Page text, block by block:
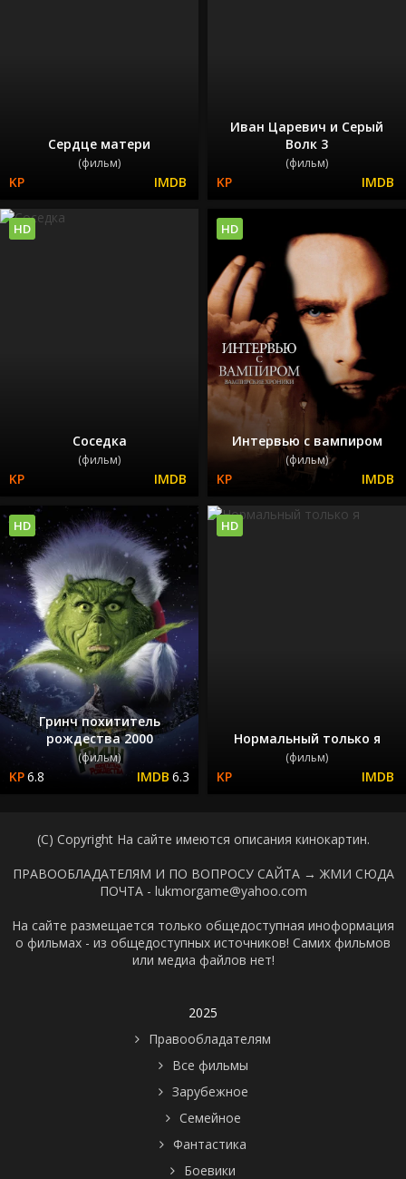
Сердце матери
(фильм)
Иван Царевич и Серый
Волк 3
(фильм)
Соседка
(фильм)
HD
Интервью с вампиром
(фильм)
HD
Гринч похититель
рождества 2000
(фильм)
6.8 6.3
HD
Нормальный только я
(фильм)
HD
(C) Copyright На сайте имеются описания кинокартин.
ПРАВООБЛАДАТЕЛЯМ И ПО ВОПРОСУ САЙТА → ЖМИ СЮДА
ПОЧТА - lukmorgame@yahoo.com
На сайте размещается только общедоступная иноформация
о фильмах - из общедоступных источников! Самих фильмов
или медиа файлов нет!
2025
Правообладателям
Все фильмы
Зарубежное
Семейное
Фантастика
Боевики